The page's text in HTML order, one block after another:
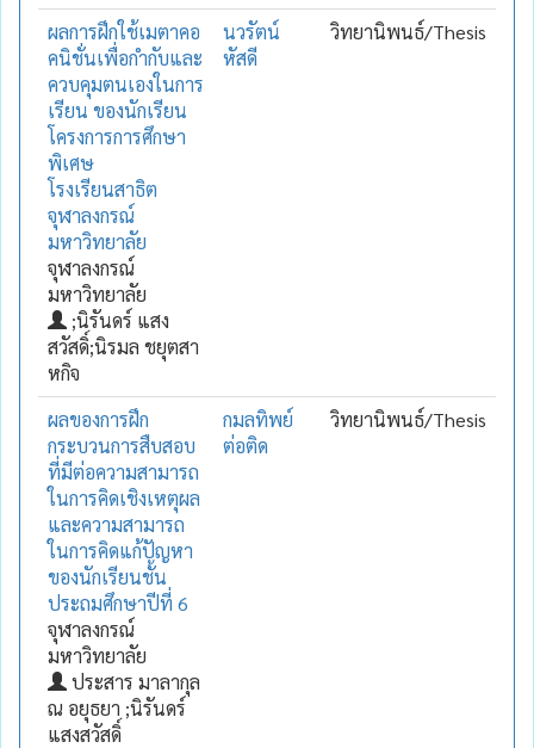
ผลการฝึกใช้เมตาคอ
คนิชั่นเพื่อกำกับและ
ควบคุมตนเองในการ
เรียน ของนักเรียน
โครงการการศึกษา
พิเศษ
โรงเรียนสาธิต
จุฬาลงกรณ์
มหาวิทยาลัย
จุฬาลงกรณ์
มหาวิทยาลัย
;นิรันดร์ แสง
สวัสดิ์;นิรมล ชยุตสา
หกิจ
นวรัตน์
หัสดี
วิทยานิพนธ์/Thesis
ผลของการฝึก
กระบวนการสืบสอบ
ที่มีต่อความสามารถ
ในการคิดเชิงเหตุผล
และความสามารถ
ในการคิดแก้ปัญหา
ของนักเรียนชั้น
ประถมศึกษาปีที่ 6
จุฬาลงกรณ์
มหาวิทยาลัย
ประสาร มาลากุล
ณ อยุธยา ;นิรันดร์
แสงสวัสดิ์
กมลทิพย์
ต่อติด
วิทยานิพนธ์/Thesis